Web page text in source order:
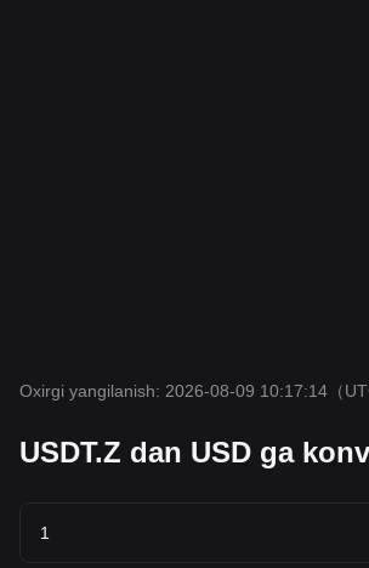
Oxirgi yangilanish: 2026-08-09 10:17:14 （
USDT.Z dan USD ga